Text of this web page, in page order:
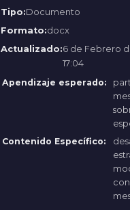
Tipo:Documento
Formato:docx
Actualizado:6 de Febrero
17:04
Apendizaje esperado:
Contenido Específico: